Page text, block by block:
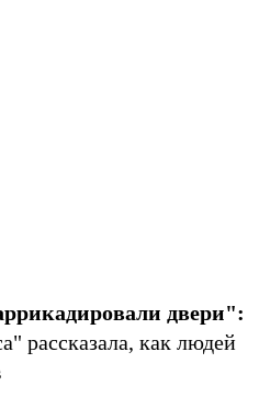
двери":
рассказала, как людей